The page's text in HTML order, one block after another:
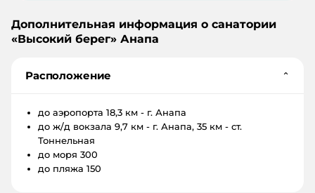
Дополнительная информация о санатории
«Высокий берег» Анапа
Расположение ⌄
до аэропорта 18,3 км - г. Анапа
до ж/д вокзала 9,7 км - г. Анапа, 35 км - ст.
Тоннельная
до моря 300
до пляжа 150